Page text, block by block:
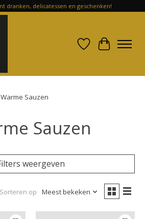
dranken, delicatessen en geschenken!
Verlanglijst
Warme Sauzen
Sauzen
weergeven
Sorteren op Meest bekeken